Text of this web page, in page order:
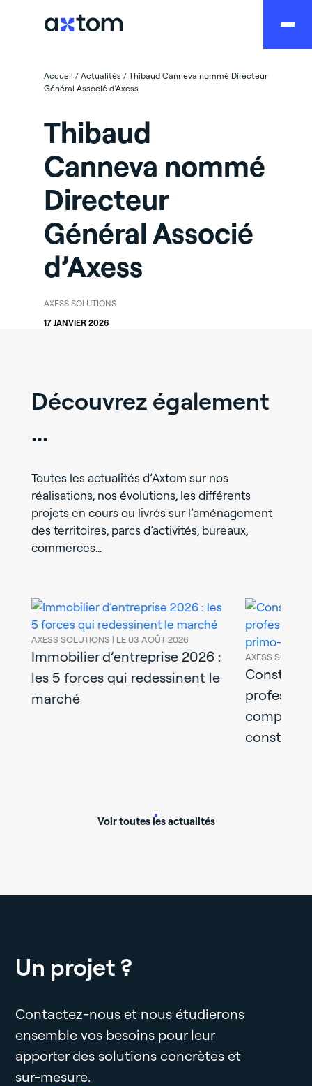
Accueil / Actualités / Thibaud Canneva nommé Directeur
Général Associé d’Axess
Thibaud
Canneva nommé
Directeur
Général Associé
d’Axess
AXESS SOLUTIONS
17 JANVIER 2026
Découvrez également
...
Toutes les actualités d’Axtom sur nos
réalisations, nos évolutions, les différents
projets en cours ou livrés sur l’aménagement
des territoires, parcs d’activités, bureaux,
commerces…
AXESS SOLUTIONS | LE 03 AOÛT 2026
Immobilier d’entreprise 2026 :
les 5 forces qui redessinent le
marché
AXESS
complet
Voir toutes les actualités
Un projet ?
Contactez-nous et nous étudierons
ensemble vos besoins pour leur
apporter des solutions concrètes et
sur-mesure.